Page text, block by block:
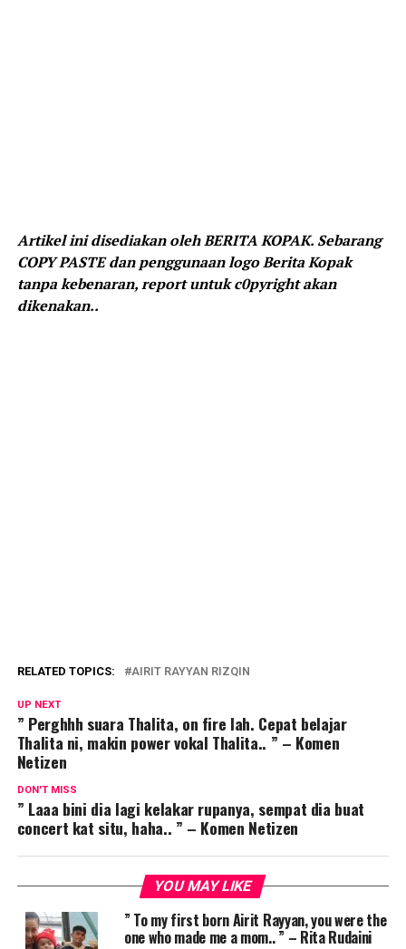
Artikel ini disediakan oleh BERITA KOPAK. Sebarang
COPY PASTE dan penggunaan logo Berita Kopak
tanpa kebenaran, report untuk c0pyright akan
dikenakan..
RELATED TOPICS: AIRIT RAYYAN RIZQIN
UP NEXT
” Perghhh suara Thalita, on fire lah. Cepat belajar
Thalita ni, makin power vokal Thalita.. ” – Komen
Netizen
DON'T MISS
” Laaa bini dia lagi kelakar rupanya, sempat dia buat
concert kat situ, haha.. ” – Komen Netizen
YOU MAY LIKE
” To my first born Airit Rayyan, you were the
one who made me a mom.. ” – Rita Rudaini